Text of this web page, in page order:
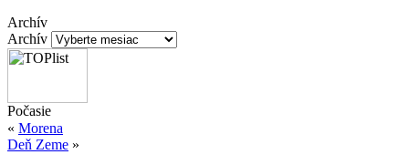
Archív
Archív
Počasie
« Morena
Deň Zeme »